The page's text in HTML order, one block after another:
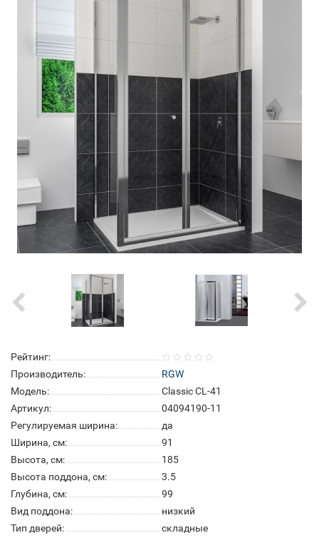
Рейтинг:
Производитель:
RGW
Модель:
Classic CL-41
Артикул:
04094190-11
Регулируемая ширина:
да
Ширина, см:
91
Высота, см:
185
Высота поддона, см:
3.5
Глубина, см:
99
Вид поддона:
низкий
Тип дверей:
складные